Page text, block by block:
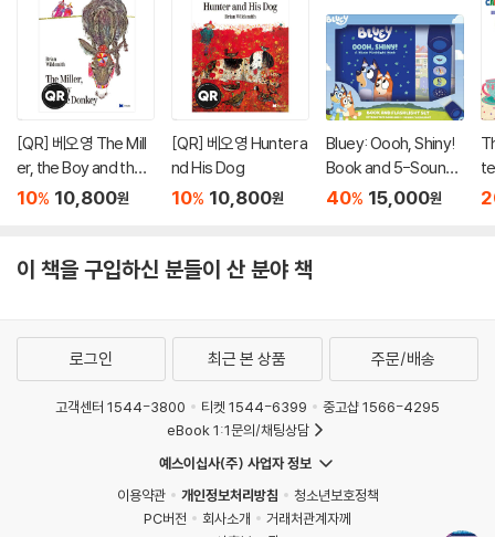
[QR] 베오영 The Mill
er, the Boy and the
Donkey
10% 10,800원
[QR] 베오영 Hunter a
nd His Dog
10% 10,800원
Bluey: Oooh, Shiny!
Book and 5-Sound
Flashlight Set [With
40% 15,000원
이 책을 구입하신 분들이 산 분야 책
로그인 최근 본 상품 주문/배송
고객센터 1544-3800 티켓 1544-6399
중고샵 1566-4295
eBook 1:1문의/채팅상담
예스이십사(주) 사업자 정보
이용약관
개인정보처리방침
청소년보호정책
PC버전
회사소개
거래처관계자께